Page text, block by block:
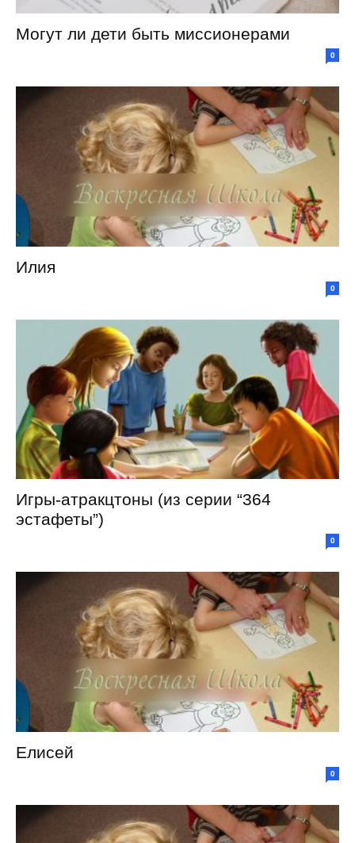
Могут ли дети быть миссионерами
0
Илия
0
Игры-атракцтоны (из серии “364
эстафеты”)
0
Елисей
0